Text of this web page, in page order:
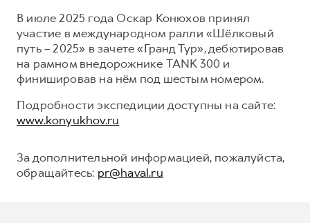
В июле 2025 года Оскар Конюхов принял
участие в международном ралли «Шёлковый
путь – 2025» в зачете «Гранд Тур», дебютировав
на рамном внедорожнике TANK 300 и
финишировав на нём под шестым номером.
Подробности экспедиции доступны на сайте:
www.konyukhov.ru
За дополнительной информацией, пожалуйста,
обращайтесь: pr@haval.ru